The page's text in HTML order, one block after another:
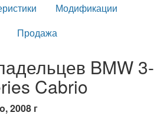
Модификации
Продажа
BMW 3-
Cabrio
2008 г